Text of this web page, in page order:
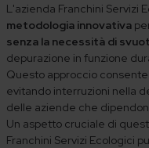
L'azienda Franchini Servizi
metodologia innovativa
senza la necessità di
depurazione in funzione
Questo approccio
evitando interruzioni nella
delle aziende che
Un aspetto cruciale di
Franchini Servizi Ecologici